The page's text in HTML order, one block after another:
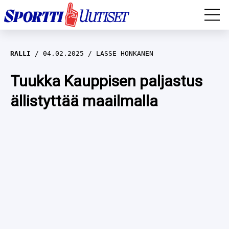
EM-YLEISURHEILU
JÄÄKIEKKO
YLEISURHEILU
RALLI 04.02.2025 LASSE HONKANEN
Tuukka Kauppisen paljastus
ällistyttää maailmalla